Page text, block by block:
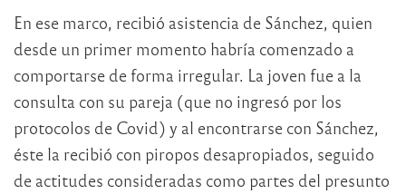
En ese marco, recibió asistencia de Sánchez, quien
desde un primer momento habría comenzado a
comportarse de forma irregular. La joven fue a la
consulta con su pareja (que no ingresó por los
protocolos de Covid) y al encontrarse con Sánchez,
éste la recibió con piropos desapropiados, seguido
de actitudes consideradas como partes del presunto